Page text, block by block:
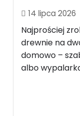
14 lipca 2026
Najprościej
drewnie na
domowo –
albo